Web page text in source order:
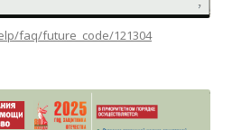
faq/future_code/121304